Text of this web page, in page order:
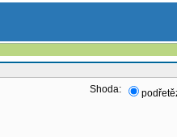
Shoda: